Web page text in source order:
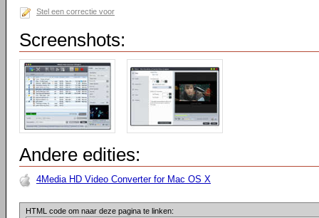
Stel een correctie voor
Screenshots:
Andere edities:
4Media HD Video Converter for Mac OS X
HTML code om naar deze pagina te linken: